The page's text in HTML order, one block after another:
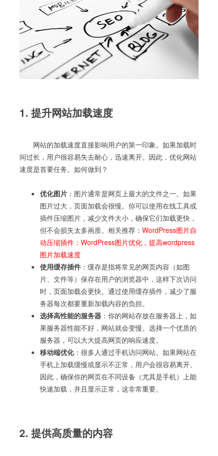
1. 提升网站加载速度
网站的加载速度直接影响用户的第一印象。如果加载时
间过长，用户很容易失去耐心，迅速离开。因此，优化网站
速度是首要任务。如何做到？
优化图片 ：图片通常是网页上最大的文件之一。如果
图片过大，页面加载会很慢。你可以使用在线工具或
插件压缩图片，减少文件大小，确保它们加载更快，
但不会损失太多画质。相关推荐： WordPress图片自
动压缩插件：WordPress图片优化，提高wordpress
图片加载速度
使用缓存插件 ：缓存是指将常见的网页内容（如图
片、文件等）保存在用户的浏览器中，这样下次访问
时，页面加载会更快。通过使用缓存插件，减少了服
务器每次都要重新加载内容的负担。
选择高性能的服务器 ：你的网站存放在服务器上，如
果服务器性能不好，网站就会变慢。选择一个优质的
服务器，可以大大提高网页的响应速度。
移动端优化：很多人通过手机访问网站。如果网站在
手机上加载缓慢或显示不正常，用户会很容易离开。
因此，确保你的网页在不同设备（尤其是手机）上能
快速加载，并且显示正常，这非常重要。
2. 提供高质量的内容